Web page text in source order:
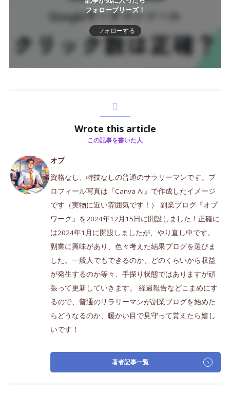
フォロープリーズ！
フォローする
Wrote this article
この記事を書いた人
オプ
資格なし、特技なしの普通のサラリーマンです。プ
ロフィール写真は『Canva AI』で作成したイメージ
です（実物に近い雰囲気です！） 副業ブログ『オプ
ワーク』を2024年12月15日に開設しました！正確に
は2024年1月に開設しましたが、やり直し中です。
副業に興味があり、色々考えた結果ブログを選びま
した。一般人でもできるのか、どのくらいから収益
が発生するのか等々、手探り状態ではありますが頑
張って更新していきます。 経過報告などこまめにす
るので、普通のサラリーマンが副業ブログを始めた
らどうなるのか、暖かい目で見守って貰えたら嬉し
いです！
著者記事一覧